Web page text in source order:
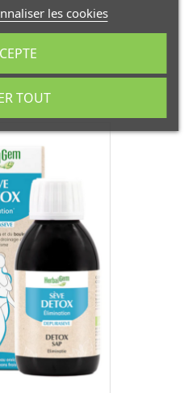
les cookies
TOUT